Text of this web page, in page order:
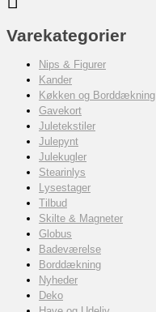
Varekategorier
Nips & Figurer
Kander
Køkken og Borddækning
Gavekort
Juletekstiler
Julepynt
Julekugler
Stearinlys
Lysestager
Tilbud
Skilte & Magneter
Globus
Badeværelse
Borddækning
Nyheder
Deko